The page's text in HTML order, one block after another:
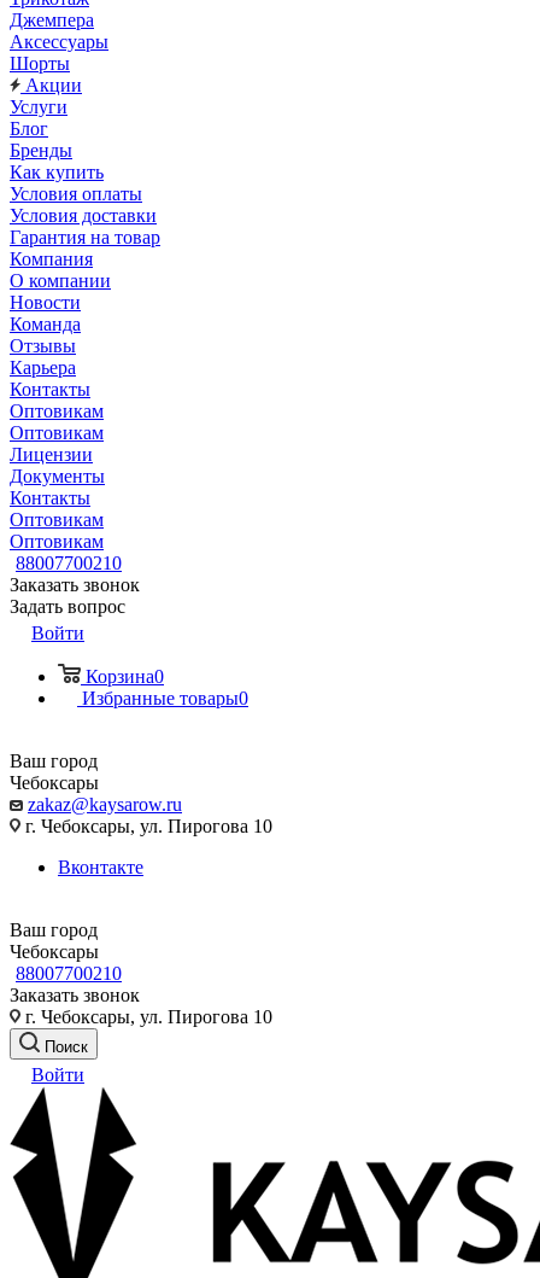
Джемпера
Аксессуары
Шорты
Акции
Услуги
Блог
Бренды
Как купить
Условия оплаты
Условия доставки
Гарантия на товар
Компания
О компании
Новости
Команда
Отзывы
Карьера
Контакты
Оптовикам
Оптовикам
Лицензии
Документы
Контакты
Оптовикам
Оптовикам
88007700210
Заказать звонок
Задать вопрос
Войти
Корзина0
Избранные товары0
Ваш город
Чебоксары
zakaz@kaysarow.ru
г. Чебоксары, ул. Пирогова 10
Вконтакте
Ваш город
Чебоксары
88007700210
Заказать звонок
г. Чебоксары, ул. Пирогова 10
Поиск
Войти